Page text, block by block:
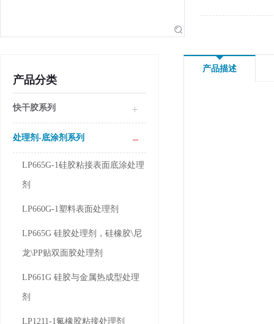
产品分类
快干胶系列
处理剂-底涂剂系列
LP665G-1硅胶粘接表面底涂处理
剂
LP660G-1塑料表面处理剂
LP665G 硅胶处理剂，硅橡胶\尼
龙\PP贴双面胶处理剂
LP661G 硅胶与金属热成型处理
剂
LP1211-1氟橡胶粘接处理剂
产品描述